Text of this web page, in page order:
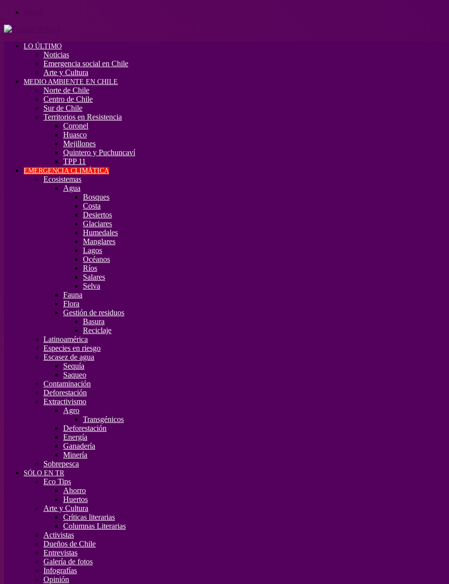
LO ÚLTIMO
Noticias
Emergencia social en Chile
Arte y Cultura
MEDIO AMBIENTE EN CHILE
Norte de Chile
Centro de Chile
Sur de Chile
Territorios en Resistencia
Coronel
Huasco
Mejillones
Quintero y Puchuncaví
TPP 11
EMERGENCIA CLIMÁTICA
Ecosistemas
Agua
Bosques
Costa
Desiertos
Glaciares
Humedales
Manglares
Lagos
Océanos
Ríos
Salares
Selva
Fauna
Flora
Gestión de residuos
Basura
Reciclaje
Latinoamérica
Especies en riesgo
Escasez de agua
Sequía
Saqueo
Contaminación
Deforestación
Extractivismo
Agro
Transgénicos
Deforestación
Energía
Ganadería
Minería
Sobrepesca
SÓLO EN TR
Eco Tips
Ahorro
Huertos
Arte y Cultura
Críticas literarias
Columnas Literarias
Activistas
Dueños de Chile
Entrevistas
Galería de fotos
Infografías
Opinión